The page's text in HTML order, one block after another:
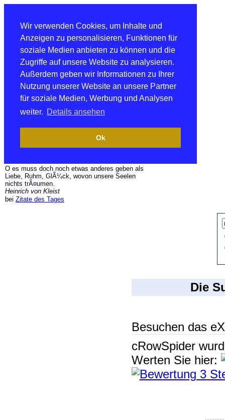
Wir verwenden Cookies, um Inhalte und
Anzeigen zu personalisieren, Funktionen für
soziale Medien anbieten zu können und die
Zugriffe auf unsere Website zu analysieren.
Außerdem geben wir Informationen zu Ihrer
Nutzung unserer Website an unsere Partner
für soziale Medien, Werbung und Analysen
weiter. Details ansehen
Ok
O es muss doch noch etwas anderes geben als
Liebe, Ruhm, GlÃ¼ck, wovon unsere Seelen
nichts trÃ¤umen.
Heinrich von Kleist
bei Zitate des Tages
Die
Besuchen das
cRowSpider
Werten Sie hier: